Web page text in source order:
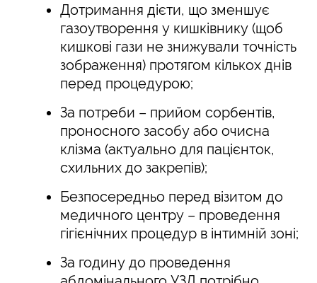
Дотримання дієти, що зменшує
газоутворення у кишківнику (щоб
кишкові гази не знижували точність
зображення) протягом кількох днів
перед процедурою;
За потреби – прийом сорбентів,
проносного засобу або очисна
клізма (актуально для пацієнток,
схильних до закрепів);
Безпосередньо перед візитом до
медичного центру – проведення
гігієнічних процедур в інтимній зоні;
За годину до проведення